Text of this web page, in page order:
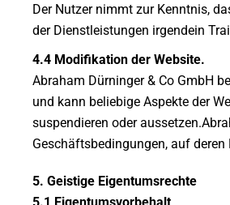
Der Nutzer nimmt zur Kenntnis,
der Dienstleistungen irgendein
4.4 Modifikation der Website.
Abraham Dürninger & Co GmbH
und kann beliebige Aspekte der
suspendieren oder
Geschäftsbedingungen, auf
5. Geistige Eigentumsrechte